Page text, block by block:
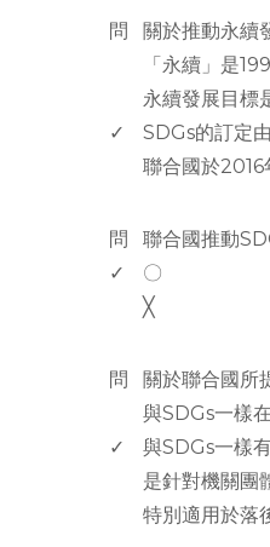
問
關於推動永續
「永續」是
永續發展目標
✓
SDGs的訂定
聯合國於
問
聯合國推動
✓
〇
╳
問
關於聯合國所
與SDGs一樣
✓
與SDGs一樣
是針對機關團
特別適用於落